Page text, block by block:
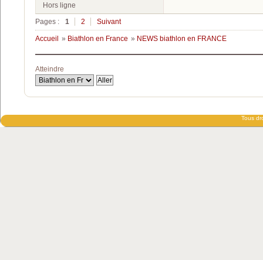
Hors ligne
Pages :
1 2 Suivant
Accueil » Biathlon en France » NEWS biathlon en FRANCE
Atteindre
Tous